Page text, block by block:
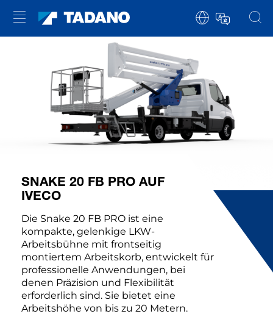
SNAKE 20 FB PRO AUF
IVECO
Die Snake 20 FB PRO ist eine
kompakte, gelenkige LKW-
Arbeitsbühne mit frontseitig
montiertem Arbeitskorb, entwickelt für
professionelle Anwendungen, bei
denen Präzision und Flexibilität
erforderlich sind. Sie bietet eine
Arbeitshöhe von bis zu 20 Metern.